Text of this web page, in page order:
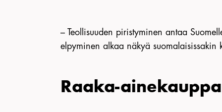
– Teollisuuden piristyminen antaa
elpyminen alkaa näkyä
Raaka-